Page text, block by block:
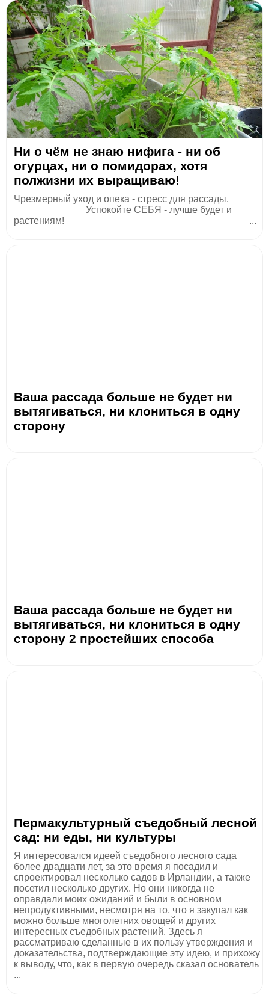
Ни о чём не знаю нифига - ни об
огурцах, ни о помидорах, хотя
полжизни их выращиваю!
Чрезмерный уход и опека - стресс для рассады.
Успокойте СЕБЯ - лучше будет и
растениям! ...
Ваша рассада больше не будет ни
вытягиваться, ни клониться в одну
сторону
Ваша рассада больше не будет ни
вытягиваться, ни клониться в одну
сторону 2 простейших способа
Пермакультурный съедобный лесной
сад: ни еды, ни культуры
Я интересовался идеей съедобного лесного сада
более двадцати лет, за это время я посадил и
спроектировал несколько садов в Ирландии, а также
посетил несколько других. Но они никогда не
оправдали моих ожиданий и были в основном
непродуктивными, несмотря на то, что я закупал как
можно больше многолетних овощей и других
интересных съедобных растений. Здесь я
рассматриваю сделанные в их пользу утверждения и
доказательства, подтверждающие эту идею, и прихожу
к выводу, что, как в первую очередь сказал основатель
...